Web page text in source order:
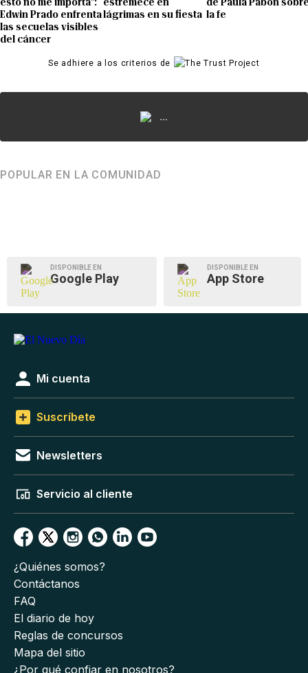
Edwin Prado enfrenta
las secuelas visibles
del cáncer
lágrimas en su fiesta la fe
Se adhiere a los criterios de
...
POPULAR EN LA COMUNIDAD
DISPONIBLE EN
Google Play
DISPONIBLE EN
App Store
Mi cuenta
Suscríbete
Newsletters
Servicio al cliente
¿Quiénes somos?
Contáctanos
FAQ
El diario de hoy
Reglas de concursos
Mapa del sitio
¿Por qué confiar en nosotros?